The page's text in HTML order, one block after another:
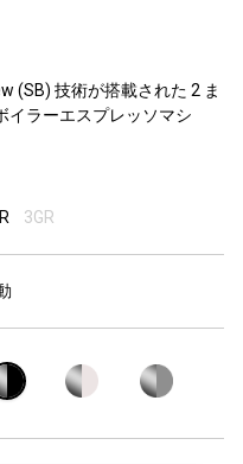
(SB) 技術が搭載された 2 ま
イラーエスプレッソマシ
3GR